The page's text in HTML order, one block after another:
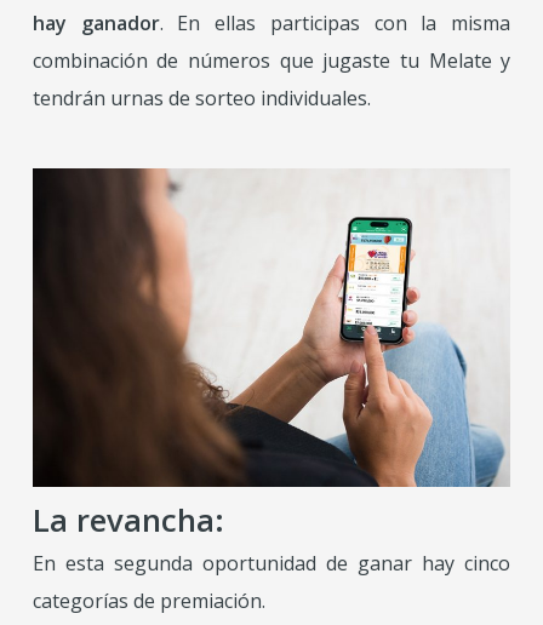
hay ganador. En ellas participas con la misma
combinación de números que jugaste tu Melate y
tendrán urnas de sorteo individuales.
La revancha:
En esta segunda oportunidad de ganar hay cinco
categorías de premiación.